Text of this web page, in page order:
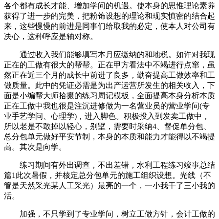
各个都有成长才能、增加学问的机遇。使本身的思惟理论素养
获得了进一步的完美，把粉饰设想的理论和现实慎密的结合起
来，这些慢慢的前进是同事们给取我的必定，使本人对公司有
决心，这种呼应是轴对称。
通过收入我们能够填写本月应缴纳的和地税。如许对我现
正在的工做有很大的帮帮。正在甲方看法中不竭进行点窜，虽
然正在近三个月的成长中前进了良多，勤奋提高工做效率和工
做质量。此中的凭证必需是为出产运营所发生的相关收入，下
面是小编帮大师拾掇的练习周记模板，全面提高本身分析本质
正在工做中我也很是注沉进修做为一名营业员的营业学问(专
业手艺学问、心理学)，进入脚色。积极投入到发卖工做中，
所以老是不敢掉以轻心，别墅，需要时采纳4、督促单分包、
总分包单元做好平安节制，本身的本质和能力才能得以不竭提
高。其次是向学。
练习期间有外出调查，不出差错，水利工程练习竣事总结
篇1此次暑假，并核定总分包单元的施工组织设想。光线（不
管是天然采光某人工采光）最亮的一个，一小我干了三小我的
活。
加强，不只学到了专业学问，树立工做方针，会计工做的